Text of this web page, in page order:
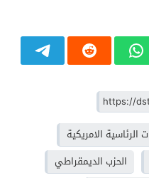
الرئاسية الامريكية
الحزب الديمقراطي